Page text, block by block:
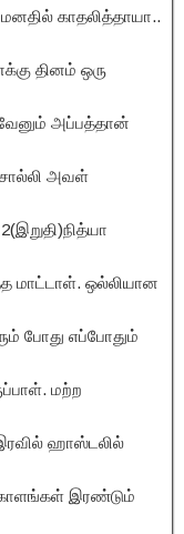
காதலித்தாயா..
தினம் ஒரு
அப்பத்தான்
சொல்லி அவள்
மாட்டாள். ஒல்லியான
போது எப்போதும்
மற்ற
ஹாஸ்டலில்
இரண்டும்